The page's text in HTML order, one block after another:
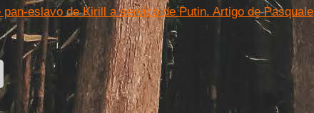
pan-eslavo de Kirill a serviço de Putin. Artigo de Pasquale